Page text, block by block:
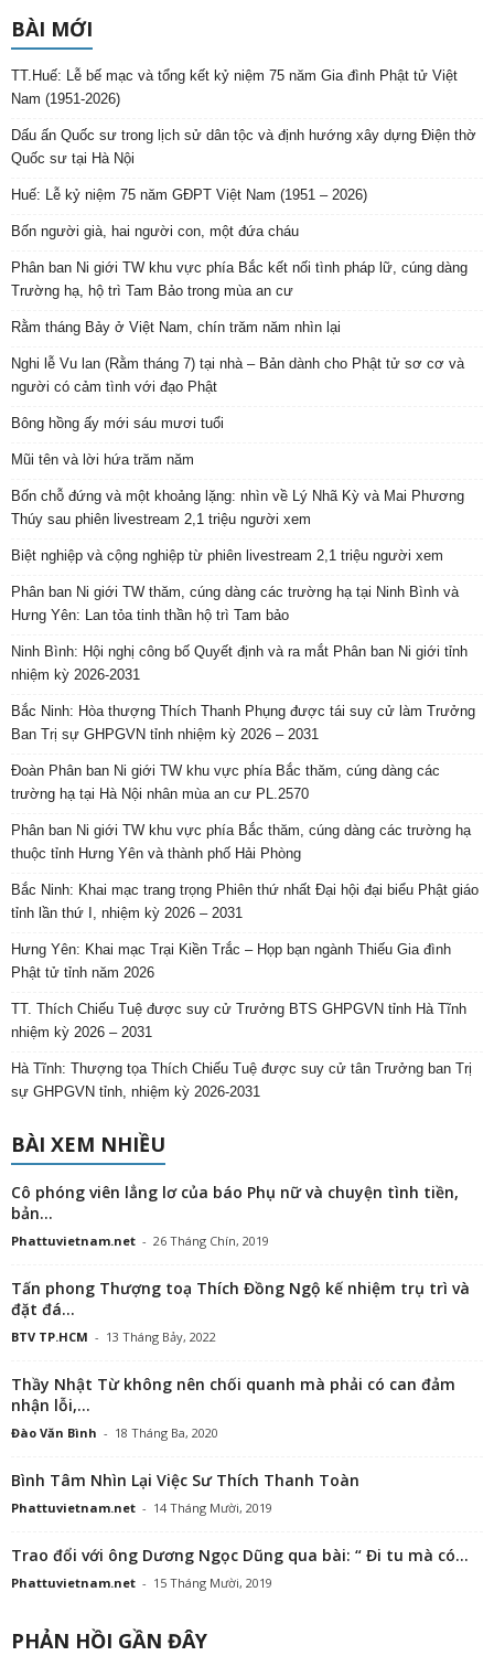
BÀI MỚI
TT.Huế: Lễ bế mạc và tổng kết kỷ niệm 75 năm Gia đình Phật tử Việt
Nam (1951-2026)
Dấu ấn Quốc sư trong lịch sử dân tộc và định hướng xây dựng Điện thờ
Quốc sư tại Hà Nội
Huế: Lễ kỷ niệm 75 năm GĐPT Việt Nam (1951 – 2026)
Bốn người già, hai người con, một đứa cháu
Phân ban Ni giới TW khu vực phía Bắc kết nối tình pháp lữ, cúng dàng
Trường hạ, hộ trì Tam Bảo trong mùa an cư
Rằm tháng Bảy ở Việt Nam, chín trăm năm nhìn lại
Nghi lễ Vu lan (Rằm tháng 7) tại nhà – Bản dành cho Phật tử sơ cơ và
người có cảm tình với đạo Phật
Bông hồng ấy mới sáu mươi tuổi
Mũi tên và lời hứa trăm năm
Bốn chỗ đứng và một khoảng lặng: nhìn về Lý Nhã Kỳ và Mai Phương
Thúy sau phiên livestream 2,1 triệu người xem
Biệt nghiệp và cộng nghiệp từ phiên livestream 2,1 triệu người xem
Phân ban Ni giới TW thăm, cúng dàng các trường hạ tại Ninh Bình và
Hưng Yên: Lan tỏa tinh thần hộ trì Tam bảo
Ninh Bình: Hội nghị công bố Quyết định và ra mắt Phân ban Ni giới tỉnh
nhiệm kỳ 2026-2031
Bắc Ninh: Hòa thượng Thích Thanh Phụng được tái suy cử làm Trưởng
Ban Trị sự GHPGVN tỉnh nhiệm kỳ 2026 – 2031
Đoàn Phân ban Ni giới TW khu vực phía Bắc thăm, cúng dàng các
trường hạ tại Hà Nội nhân mùa an cư PL.2570
Phân ban Ni giới TW khu vực phía Bắc thăm, cúng dàng các trường hạ
thuộc tỉnh Hưng Yên và thành phố Hải Phòng
Bắc Ninh: Khai mạc trang trọng Phiên thứ nhất Đại hội đại biểu Phật giáo
tỉnh lần thứ I, nhiệm kỳ 2026 – 2031
Hưng Yên: Khai mạc Trại Kiền Trắc – Họp bạn ngành Thiếu Gia đình
Phật tử tỉnh năm 2026
TT. Thích Chiếu Tuệ được suy cử Trưởng BTS GHPGVN tỉnh Hà Tĩnh
nhiệm kỳ 2026 – 2031
Hà Tĩnh: Thượng tọa Thích Chiếu Tuệ được suy cử tân Trưởng ban Trị
sự GHPGVN tỉnh, nhiệm kỳ 2026-2031
BÀI XEM NHIỀU
Cô phóng viên lẳng lơ của báo Phụ nữ và chuyện tình tiền,
bản...
Phattuvietnam.net - 26 Tháng Chín, 2019
Tấn phong Thượng toạ Thích Đồng Ngộ kế nhiệm trụ trì và
đặt đá...
BTV TP.HCM - 13 Tháng Bảy, 2022
Thầy Nhật Từ không nên chối quanh mà phải có can đảm
nhận lỗi,...
Đào Văn Bình - 18 Tháng Ba, 2020
Bình Tâm Nhìn Lại Việc Sư Thích Thanh Toàn
Phattuvietnam.net - 14 Tháng Mười, 2019
Trao đổi với ông Dương Ngọc Dũng qua bài: “ Đi tu mà có...
Phattuvietnam.net - 15 Tháng Mười, 2019
PHẢN HỒI GẦN ĐÂY